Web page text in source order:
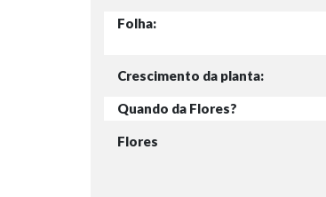
Folha:
Crescimento da planta:
Quando da Flores?
Flores